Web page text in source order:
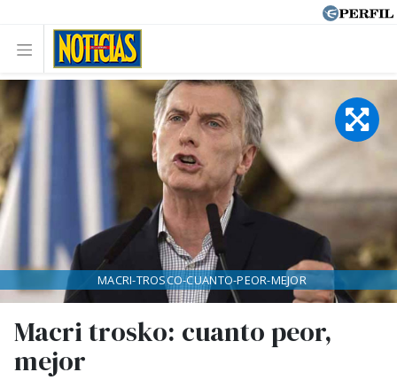
Macri trosko: cuanto peor,
mejor
MACRI-TROSCO-CUANTO-PEOR-MEJOR